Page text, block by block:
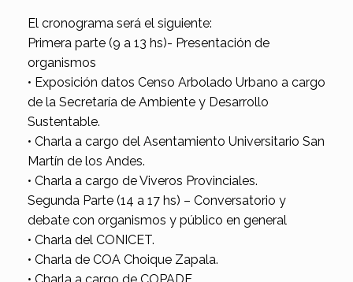
El cronograma será el siguiente:
Primera parte (9 a 13 hs)- Presentación de
organismos
• Exposición datos Censo Arbolado Urbano a cargo
de la Secretaría de Ambiente y Desarrollo
Sustentable.
• Charla a cargo del Asentamiento Universitario San
Martín de los Andes.
• Charla a cargo de Viveros Provinciales.
Segunda Parte (14 a 17 hs) – Conversatorio y
debate con organismos y público en general
• Charla del CONICET.
• Charla de COA Choique Zapala.